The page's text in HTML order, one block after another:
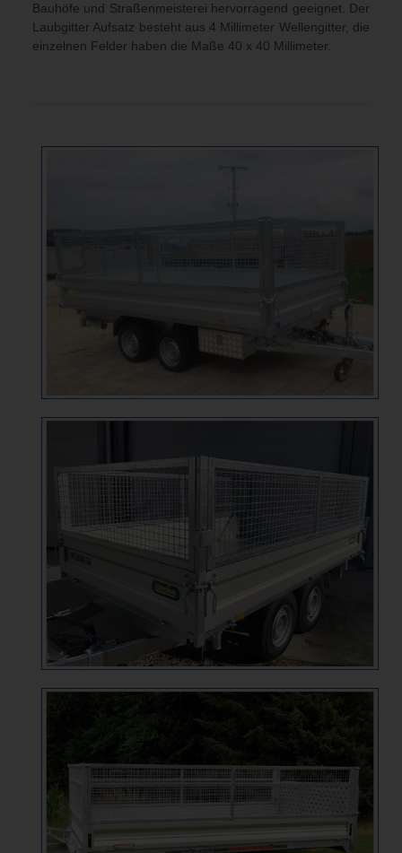
Bauhöfe und Straßenmeisterei hervorragend geeignet. Der
Laubgitter Aufsatz besteht aus 4 Millimeter Wellengitter, die
einzelnen Felder haben die Maße 40 x 40 Millimeter.